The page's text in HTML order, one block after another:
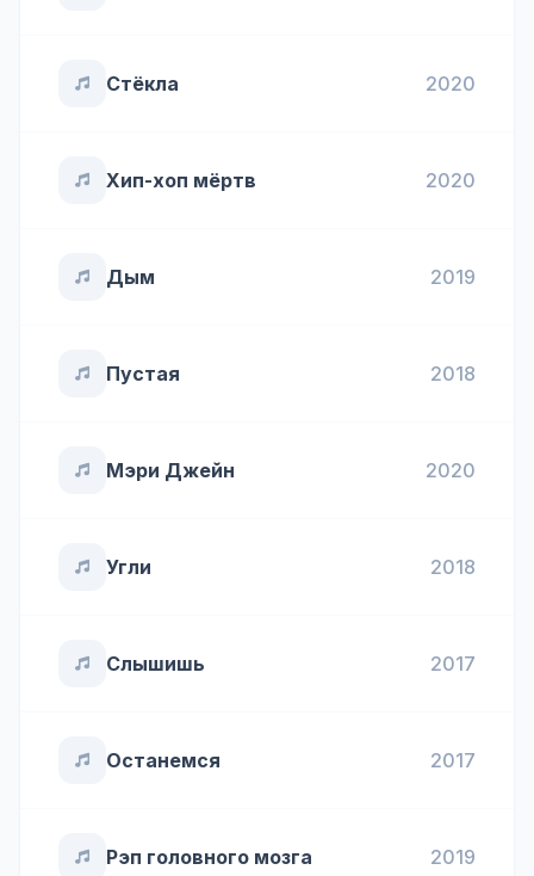
Стёкла 2020
Хип-хоп мёртв 2020
Дым 2019
Пустая 2018
Мэри Джейн 2020
Угли 2018
Слышишь 2017
Останемся 2017
Рэп головного мозга 2019